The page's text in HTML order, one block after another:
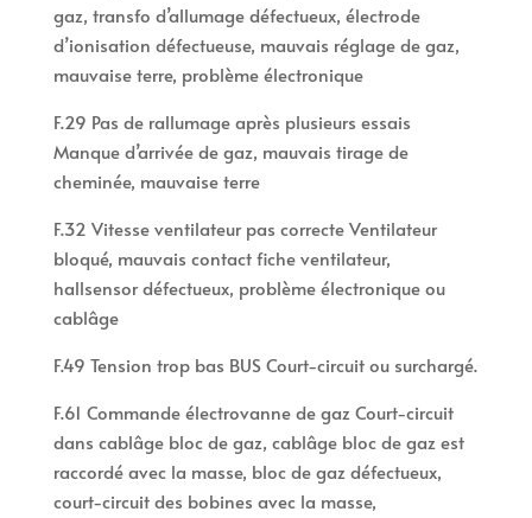
gaz, transfo d’allumage défectueux, électrode
d’ionisation défectueuse, mauvais réglage de gaz,
mauvaise terre, problème électronique
F.29 Pas de rallumage après plusieurs essais
Manque d’arrivée de gaz, mauvais tirage de
cheminée, mauvaise terre
F.32 Vitesse ventilateur pas correcte Ventilateur
bloqué, mauvais contact fiche ventilateur,
hallsensor défectueux, problème électronique ou
cablâge
F.49 Tension trop bas BUS Court-circuit ou surchargé.
F.61 Commande électrovanne de gaz Court-circuit
dans cablâge bloc de gaz, cablâge bloc de gaz est
raccordé avec la masse, bloc de gaz défectueux,
court-circuit des bobines avec la masse,